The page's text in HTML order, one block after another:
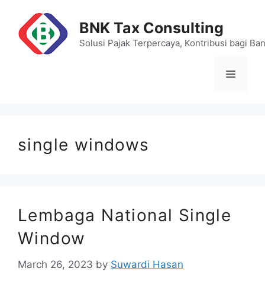
content
BNK Tax Consulting
Solusi Pajak Terpercaya, Kontribusi bagi
Menu
single windows
Lembaga National Single
Window
March 26, 2023 by Suwardi Hasan